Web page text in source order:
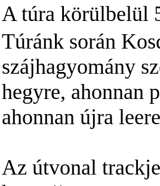
A túra körülbelül
Túránk során
szájhagyomány
hegyre, ahonnan
ahonnan újra
Az útvonal